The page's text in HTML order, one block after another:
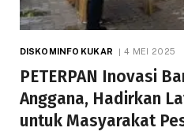
DISKOMINFO KUKAR 4 MEI 2025
PETERPAN Inovasi
Anggana, Hadirkan
untuk Masyarakat